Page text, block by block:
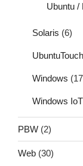
Ubuntu /
Solaris (6)
UbuntuTouch
Windows
Windows IoT
PBW (2)
Web (30)